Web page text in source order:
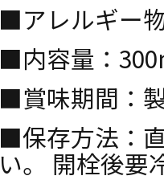
■アレルギー
■内容量：
■賞味期間：
■保存方法：
い。 開栓後要